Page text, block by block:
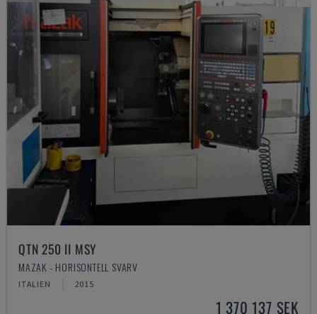
QTN 250 II MSY
MAZAK - HORISONTELL SVARV
ITALIEN 2015
1 370 137 SEK